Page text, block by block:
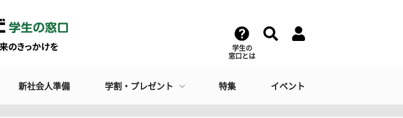
学生の
窓口とは
新社会人準備 学割・プレゼント 特集 イベント